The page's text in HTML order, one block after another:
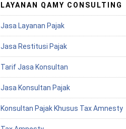
LAYANAN QAMY CONSULTING
Jasa Layanan Pajak
Jasa Restitusi Pajak
Tarif Jasa Konsultan
Jasa Konsultan Pajak
Konsultan Pajak Khusus Tax Amnesty